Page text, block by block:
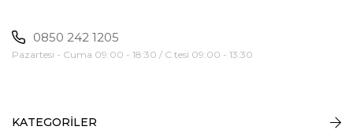
0850 242 1205
Pazartesi - Cuma 09:00 - 18:30 / C.tesi 09:00 - 13:30
KATEGORİLER